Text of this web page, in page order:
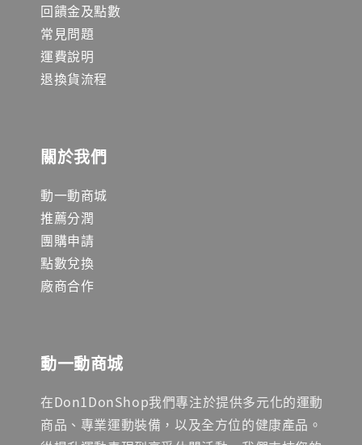
回饋金及點數
常見問題
運費說明
退換貨流程
關於我們
動一動商城
推薦分潤
團購申請
點數兌換
廠商合作
動一動商城
在Don1DonShop我們專注於提供多元化的運動
商品、專業運動裝備，以及全方位的健康產品。